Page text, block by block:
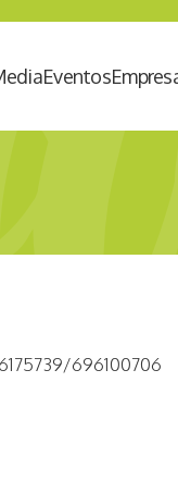
Eventos
696100706